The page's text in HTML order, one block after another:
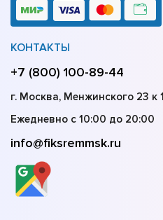
КОНТАКТЫ
+7 (800) 100-89-44
г. Москва, Менжинского 23 к 1
Ежедневно с 10:00 до 20:00
info@fiksremmsk.ru